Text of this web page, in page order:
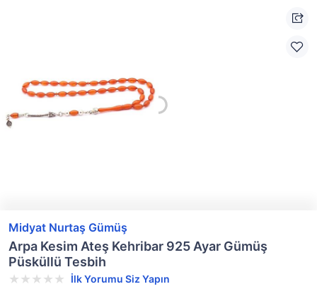
Midyat Nurtaş Gümüş
Arpa Kesim Ateş Kehribar 925 Ayar Gümüş
Püsküllü Tesbih
İlk Yorumu Siz Yapın